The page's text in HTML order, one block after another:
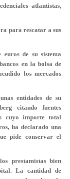
atlantistas,
para rescatar a sus
de su sistema
en la bolsa de
los mercados
entidades de su
citando fuentes
cuyo importe total
ha declarado una
pide conservar el
prestamistas bien
La cantidad de